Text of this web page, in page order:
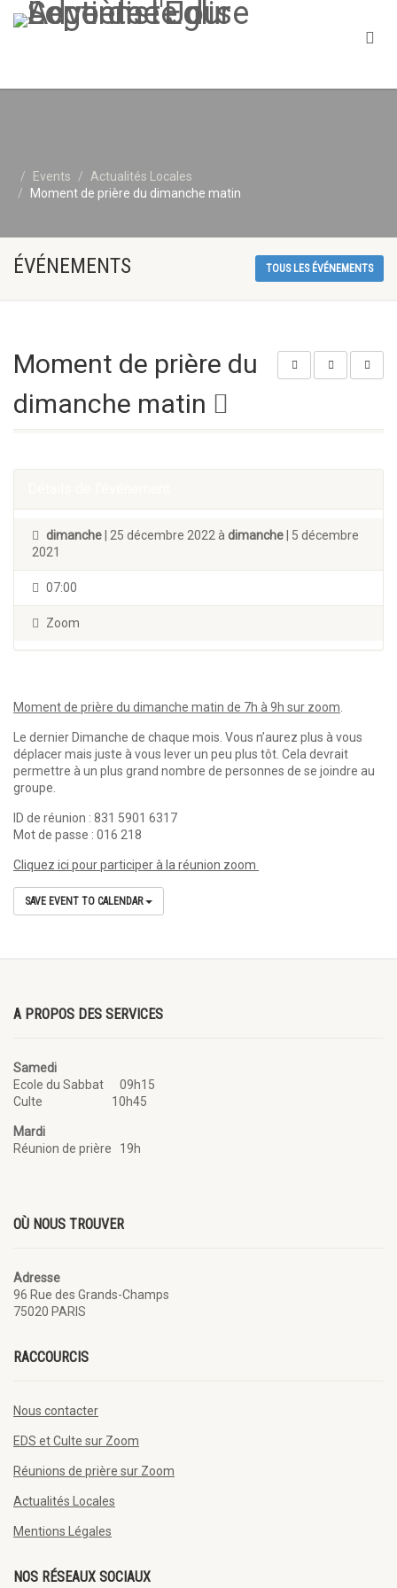
Events
Actualités Locales
Moment de prière du dimanche matin
ÉVÉNEMENTS TOUS LES ÉVÉNEMENTS
Moment de prière du
dimanche matin
dimanche | 25 décembre 2022 à dimanche | 5 décembre
2021
07:00
Zoom
Moment de prière du dimanche matin de 7h à 9h sur zoom
Le dernier Dimanche de chaque mois. Vous n’aurez plus à vous
déplacer mais juste à vous lever un peu plus tôt. Cela devrait
permettre à un plus grand nombre de personnes de se joindre au
groupe.
ID de réunion : 831 5901 6317
Mot de passe : 016 218
Cliquez ici pour participer à la réunion zoom
SAVE EVENT TO CALENDAR
A PROPOS DES SERVICES
Samedi
Ecole du Sabbat 09h15
Culte 10h45
Mardi
Réunion de prière 19h
OÙ NOUS TROUVER
Adresse
96 Rue des Grands-Champs
75020 PARIS
RACCOURCIS
Nous contacter
EDS et Culte sur Zoom
Réunions de prière sur Zoom
Actualités Locales
Mentions Légales
NOS RÉSEAUX SOCIAUX